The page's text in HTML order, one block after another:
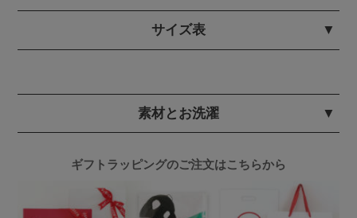
サイズ表
素材とお洗濯
ギフトラッピングのご注文はこちらから